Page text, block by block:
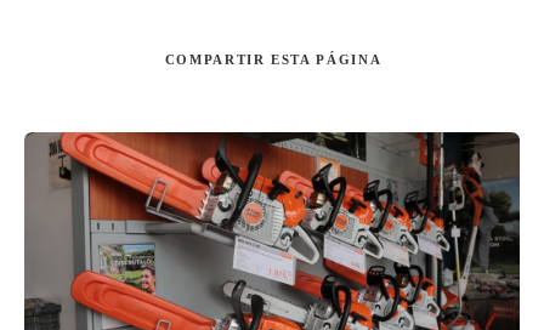
COMPARTIR ESTA PÁGINA